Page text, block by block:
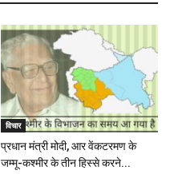
विचार
प्रधान मंत्री मोदी, आर वेंकटरमण के
जम्मू-कश्मीर के तीन हिस्से करने...